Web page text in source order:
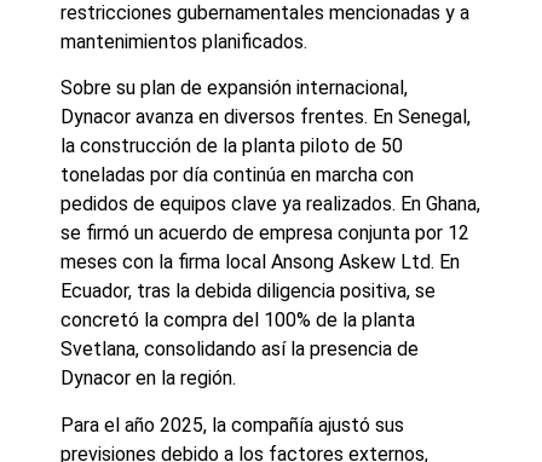
restricciones gubernamentales mencionadas y a
mantenimientos planificados.
Sobre su plan de expansión internacional,
Dynacor avanza en diversos frentes. En Senegal,
la construcción de la planta piloto de 50
toneladas por día continúa en marcha con
pedidos de equipos clave ya realizados. En Ghana,
se firmó un acuerdo de empresa conjunta por 12
meses con la firma local Ansong Askew Ltd. En
Ecuador, tras la debida diligencia positiva, se
concretó la compra del 100% de la planta
Svetlana, consolidando así la presencia de
Dynacor en la región.
Para el año 2025, la compañía ajustó sus
previsiones debido a los factores externos,